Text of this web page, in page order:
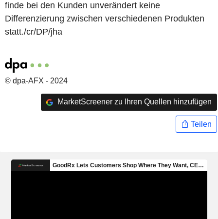
finde bei den Kunden unverändert keine
Differenzierung zwischen verschiedenen Produkten
statt./cr/DP/jha
© dpa-AFX - 2024
MarketScreener zu Ihren Quellen hinzufügen
Teilen